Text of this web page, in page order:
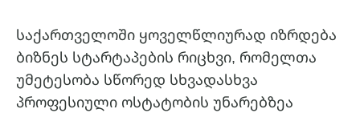
საქართველოში ყოველწლიურად იზრდება
ბიზნეს სტარტაპების რიცხვი, რომელთა
უმეტესობა სწორედ სხვადასხვა
პროფესიული ოსტატობის უნარებზეა